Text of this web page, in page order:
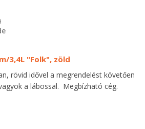
3,4L "Folk", zöld
rövid idővel a megrendelést követően
a lábossal. Megbízható cég.